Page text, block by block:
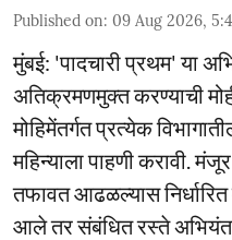
Published on: 09 Aug 2026,
मुंबई: 'पादचारी प्रथम' या
अतिक्रमणमुक्त करण्याची
मोहिमेंतर्गत प्रत्येक
महिन्याला पाहणी करावी.
तफावत आढळल्यास
आले तर संबंधित रस्ते